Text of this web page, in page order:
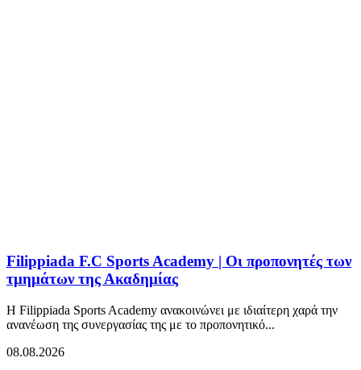
Filippiada F.C Sports Academy | Οι προπονητές των
τμημάτων της Ακαδημίας
Η Filippiada Sports Academy ανακοινώνει με ιδιαίτερη χαρά την
ανανέωση της συνεργασίας της με το προπονητικό...
08.08.2026